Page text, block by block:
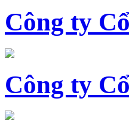
Công ty
Công ty